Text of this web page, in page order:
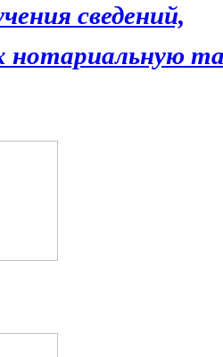
сведений,
нотариальную